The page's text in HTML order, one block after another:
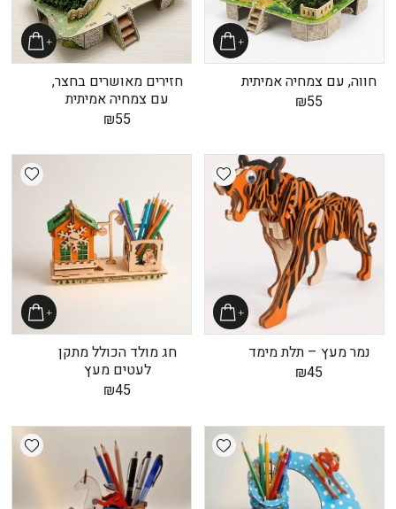
חווה, עם צמחיה אמיתית
₪55
חזירים מאושרים בחצר,
עם צמחיה אמיתית
₪55
Add wishlist
נמר מעץ – תלת מימד
₪45
חג מולד הכולל מתקן
לעטים מעץ
₪45
Add wishlist